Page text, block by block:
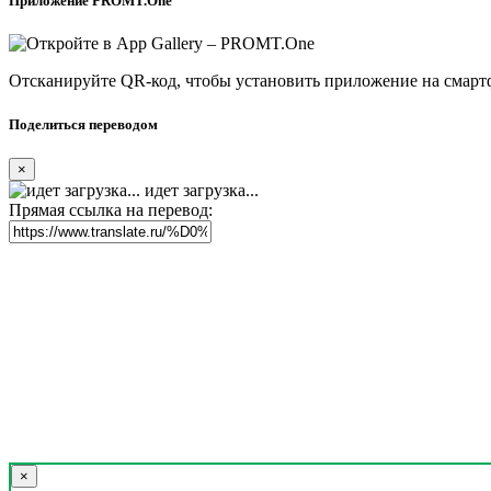
Отсканируйте QR-код, чтобы установить приложение на
Поделиться переводом
×
идет загрузка...
Прямая ссылка на перевод:
×